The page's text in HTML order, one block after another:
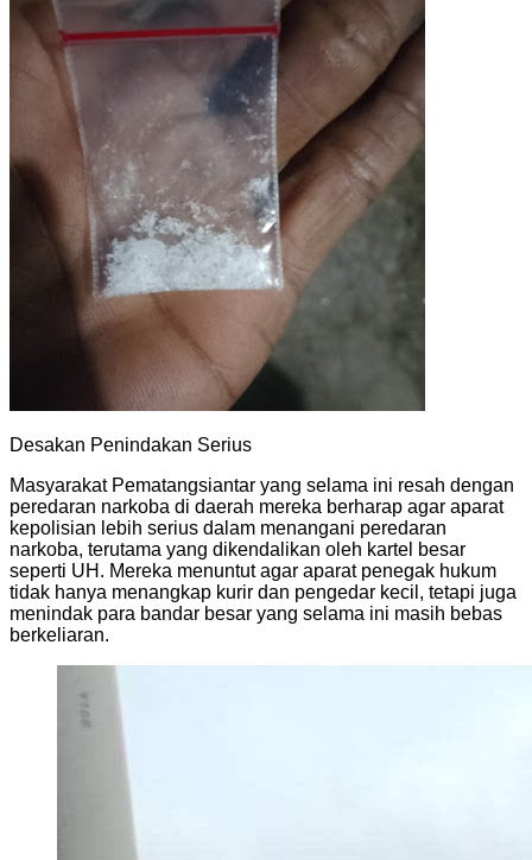
Desakan Penindakan Serius
Masyarakat Pematangsiantar yang selama ini resah dengan
peredaran narkoba di daerah mereka berharap agar aparat
kepolisian lebih serius dalam menangani peredaran
narkoba, terutama yang dikendalikan oleh kartel besar
seperti UH. Mereka menuntut agar aparat penegak hukum
tidak hanya menangkap kurir dan pengedar kecil, tetapi juga
menindak para bandar besar yang selama ini masih bebas
berkeliaran.